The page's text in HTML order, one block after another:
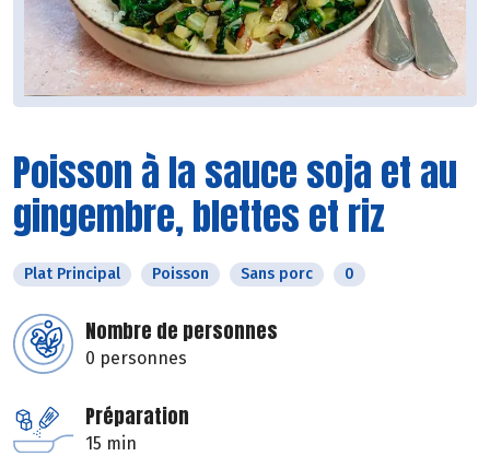
Poisson à la sauce soja et au
gingembre, blettes et riz
Plat Principal Poisson Sans porc 0
Nombre de personnes
0 personnes
Préparation
15 min